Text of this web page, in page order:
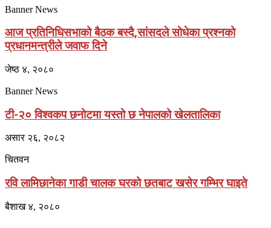
Banner News
आज प्रतिनिधिसभाको बैठक बस्दै,सांसदले सोधेका प्रश्नको
प्रधानमन्त्रीले जवाफ दिने
जेष्ठ ४, २०८०
Banner News
टी-२० विश्वकप छनोटमा यस्तो छ नेपालको खेलतालिका
असार २६, २०८२
चितवन
रवि लामिछानेका गाडी चालक घरको छतबाट खसेर गम्भिर घाइते
बैशाख ४, २०८०